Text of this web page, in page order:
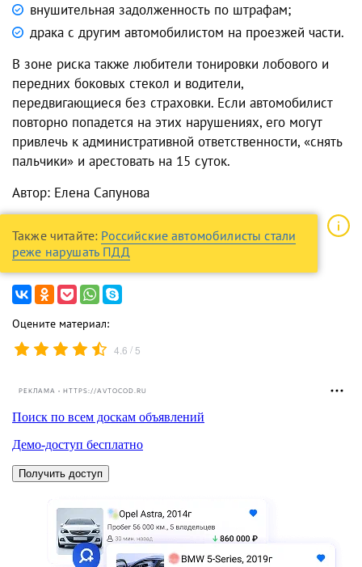
внушительная задолженность по штрафам;
драка с другим автомобилистом на проезжей части.
В зоне риска также любители тонировки лобового и
передних боковых стекол и водители,
передвигающиеся без страховки. Если автомобилист
повторно попадется на этих нарушениях, его могут
привлечь к административной ответственности, «снять
пальчики» и арестовать на 15 суток.
Автор: Елена Сапунова
Также читайте: Российские автомобилисты стали
реже нарушать ПДД
Оцените материал:
4.6 / 5
РЕКЛАМА • HTTPS://AVTOCOD.RU